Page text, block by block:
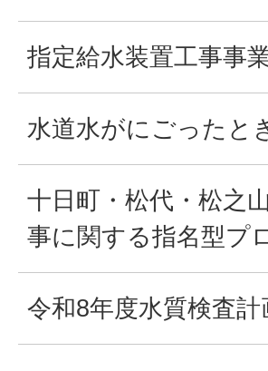
指定給水装置工事事
水道水がにごったと
十日町・松代・松之
事に関する指名型プ
令和8年度水質検査